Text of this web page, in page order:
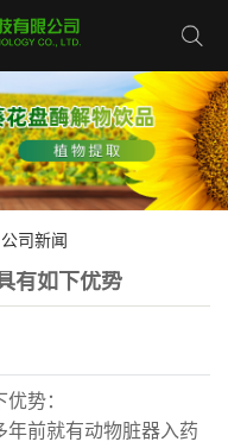
公司新闻
有如下优势
势：
年前就有动物脏器入药